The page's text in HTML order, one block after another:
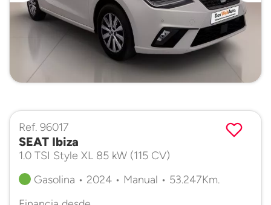
Ref. 96017
SEAT Ibiza
1.0 TSI Style XL 85 kW (115 CV)
Gasolina • 2024 • Manual • 53.247Km.